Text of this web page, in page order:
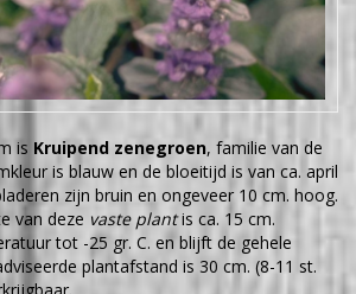
is Kruipend zenegroen, familie van de
is blauw en de bloeitijd is van ca. april
zijn bruin en ongeveer 10 cm. hoog.
van deze vaste plantis ca. 15 cm.
tot -25 gr. C. en blijft de gehele
plantafstand is 30 cm. (8-11 st.